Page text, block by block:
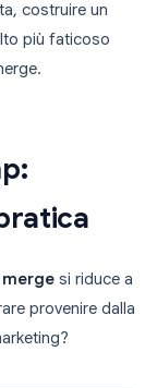
costruire un
più faticoso
si riduce a
provenire dalla